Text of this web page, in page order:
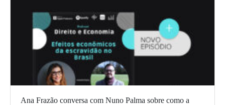
Ana Frazão conversa com Nuno Palma sobre como a